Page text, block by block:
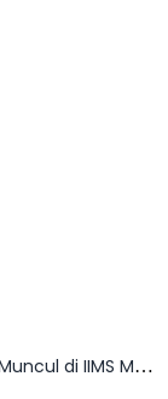
R25 Spesial Edition Livery Yamaha MotoGP, Muncul di IIMS Motobike 2019?